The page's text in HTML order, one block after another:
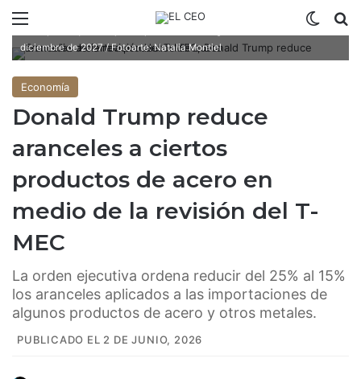
diciembre de 2027 / Fotoarte: Natalia Montiel
Economía
Donald Trump reduce
aranceles a ciertos
productos de acero en
medio de la revisión del T-
MEC
La orden ejecutiva ordena reducir del 25% al 15%
los aranceles aplicados a las importaciones de
algunos productos de acero y otros metales.
PUBLICADO EL 2 DE JUNIO, 2026